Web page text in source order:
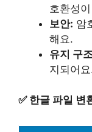
호환성
보안: 암
해요.
유지 구
지되어
✅ 한글 파일 변